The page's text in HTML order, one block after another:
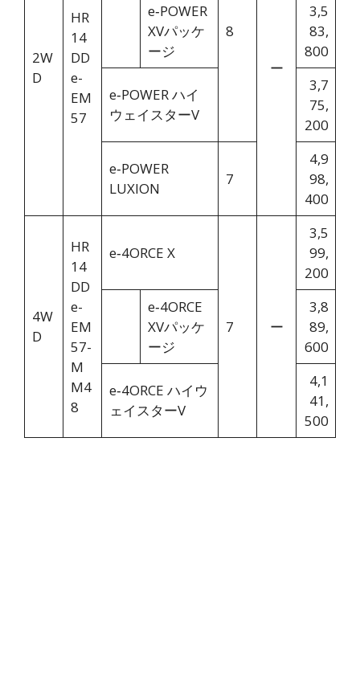
2W
D
HR
14
DD
e-
EM
57
8
ー
e‑POWER
XVパッケ
ージ
3,5
83,
800
e‑POWER ハイ
ウェイスターV
3,7
75,
200
e‑POWER
LUXION
7
4,9
98,
400
4W
D
HR
14
DD
e-
EM
57-
M
M4
8
e‑4ORCE X
7 ー
3,5
99,
200
e‑4ORCE
XVパッケ
ージ
3,8
89,
600
e‑4ORCE ハイウ
ェイスターV
4,1
41,
500